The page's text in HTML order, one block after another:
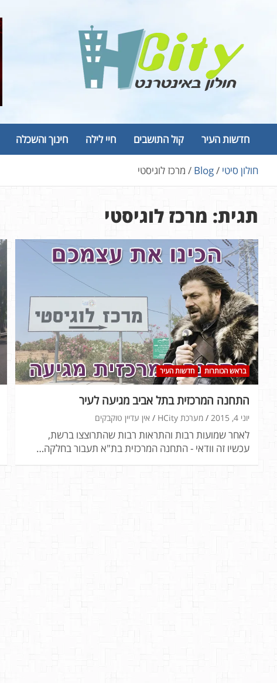
חדשות העיר קול התושבים חיי לילה חינוך והשכלה
חולון סיטי Blog מרכז לוגיסטי
תגית: מרכז לוגיסטי
בראש הכותרות חדשות העיר
התחנה המרכזית בתל אביב מגיעה לעיר
יוני 4, 2015 מערכת HCity אין עדיין טוקבקים
לאחר שמועות רבות והתראות רבות שהתרוצצו ברשת,
עכשיו זה וודאי - התחנה המרכזית בת"א תעבור בחלקה…